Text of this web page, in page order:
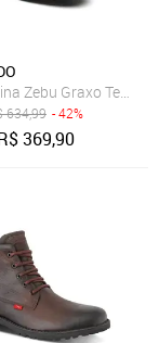
Zebu Graxo Tenis
634,99 - 42%
369,90